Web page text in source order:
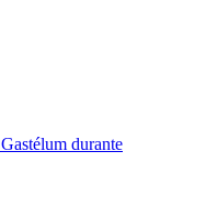
durante